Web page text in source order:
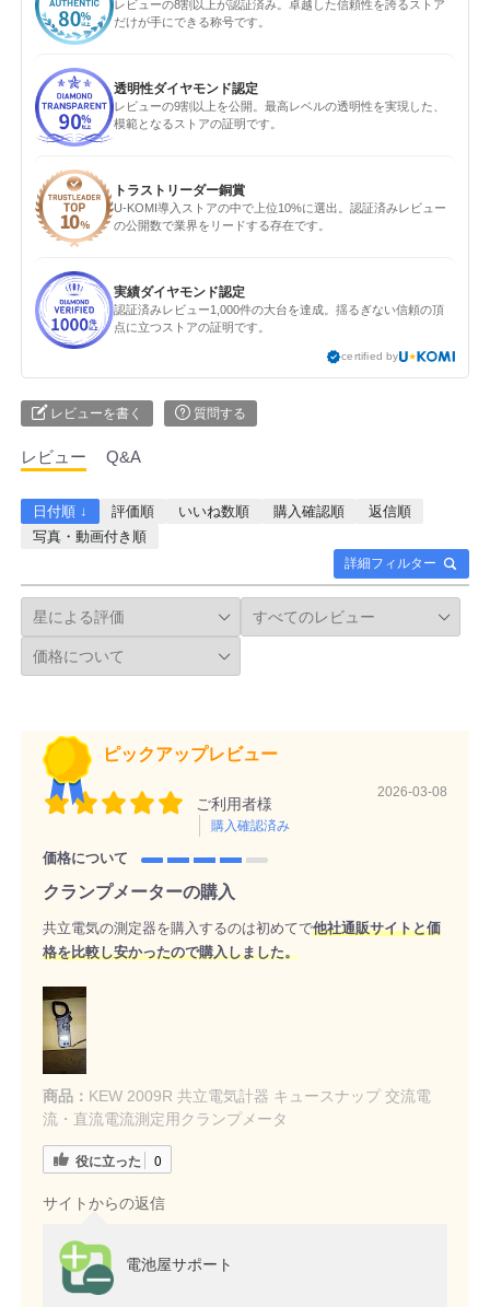
レビューの8割以上が認証済み。卓越した信頼性を誇るストア
だけが手にできる称号です。
透明性ダイヤモンド認定
レビューの9割以上を公開。最高レベルの透明性を実現した、
模範となるストアの証明です。
トラストリーダー銅賞
U-KOMI導入ストアの中で上位10%に選出。認証済みレビュー
の公開数で業界をリードする存在です。
実績ダイヤモンド認定
認証済みレビュー1,000件の大台を達成。揺るぎない信頼の頂
点に立つストアの証明です。
certified by
レビューを書く 質問する
レビュー Q&A
詳細フィルター
日付順 ↓ 評価順 いいね数順 購入確認順
返信順
写真・動画付き順
ピックアップレビュー
ご利用者様
購入確認済み
2026-03-08
価格について
クランプメーターの購入
共立電気の測定器を購入するのは初めてで他社通販サイトと価
格を比較し安かったので購入しました。
商品： KEW 2009R 共立電気計器 キュースナップ 交流電
流・直流電流測定用クランプメータ
役に立った 0
サイトからの返信
電池屋サポート